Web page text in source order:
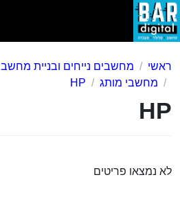
ראשי מחשבים נייחים ובניית מחשב
מחשבי מותג
HP
HP
לא נמצאו פריטים